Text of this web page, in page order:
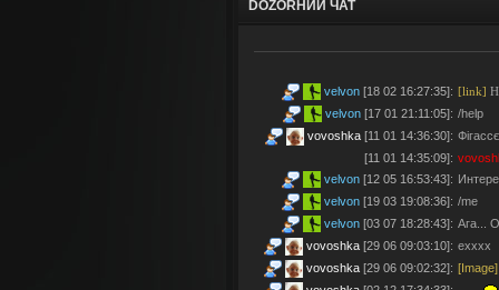
DOZORНИЙ ЧАТ
velvon [18 02 16:27:35]: [link]
velvon [17 01 21:11:05]: /help
vovoshka [11 01 14:36:30]:
[11 01 14:35:09]:
velvon [12 05 16:53:43]:
velvon [19 03 19:08:36]: /me
velvon [03 07 18:28:43]: Ага...
vovoshka [29 06 09:03:10]: ехххх
vovoshka [29 06 09:02:32]: [Image]